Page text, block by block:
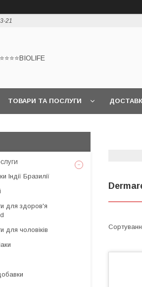
21
⭐⭐⭐⭐BIOLIFE
ТОВАРИ ТА ПОСЛУГИ
Індії Бразилії
для здоров'я
для чоловіків